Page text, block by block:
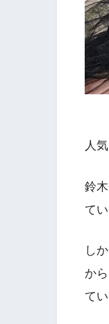
人
鈴
て
し
か
て